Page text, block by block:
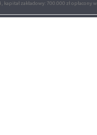
zakładowy: 700.000 zł opłacony w